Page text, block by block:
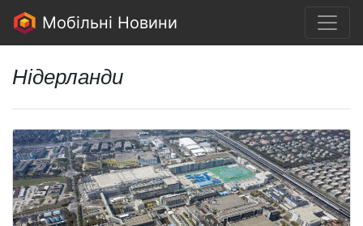
Мобільні Новини
Нідерланди